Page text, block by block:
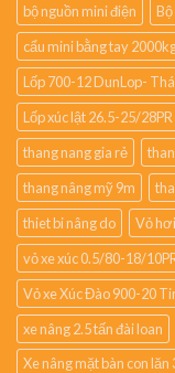
bộ nguồn mini điện
cẩu mini bằng tay
Lốp 700-12 DunLop-
Lốp xúc lật 26.5-25/
thang nang gia rẻ
thang nâng mỹ 9m
thiet bi nâng do
Vỏ
vỏ xe xúc 0.5/80-18/
Vỏ xe Xúc Đào 900-20
xe nâng 2.5 tấn đài loan
Xe nâng mặt bàn con